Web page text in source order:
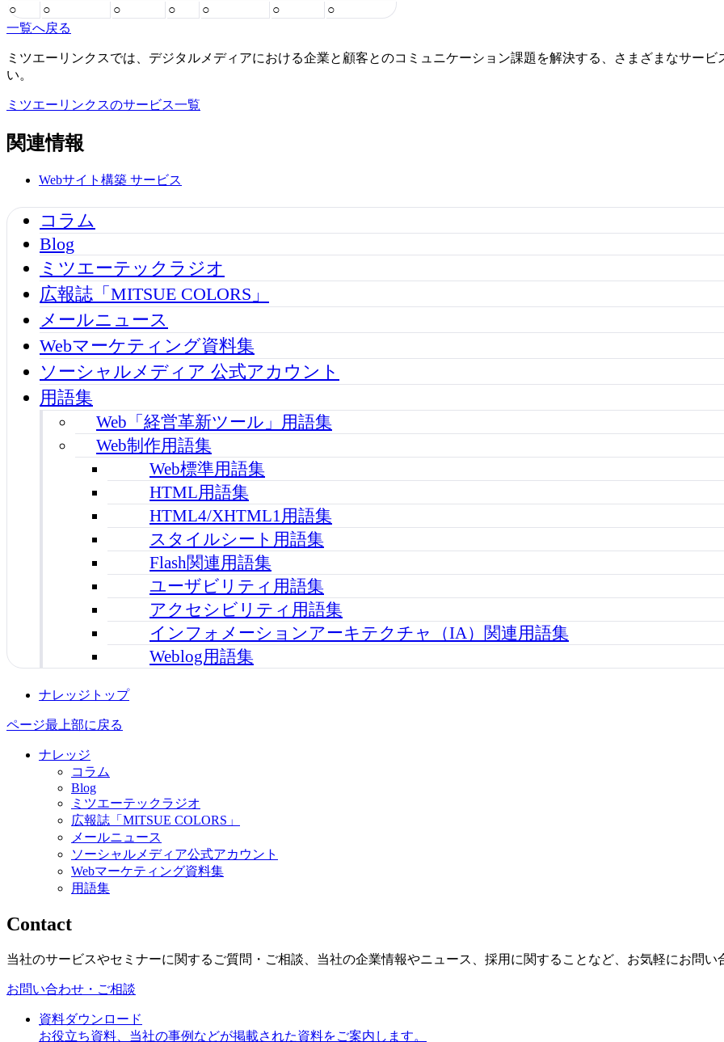
○
○ ○ ○ ○ ○
○
一覧へ戻る
ミツエーリンクスでは、デジタルメディアにおける企業と顧客とのコミュニケーション課題を解決する、さまざまなサー
い。
ミツエーリンクスのサービス一覧
関連情報
Webサイト構築 サービス
コラム
Blog
ミツエーテックラジオ
広報誌「MITSUE COLORS」
メールニュース
Webマーケティング資料集
ソーシャルメディア 公式アカウント
用語集
Web「経営革新ツール」用語集
Web制作用語集
Web標準用語集
HTML用語集
HTML4/XHTML1用語集
スタイルシート用語集
Flash関連用語集
ユーザビリティ用語集
アクセシビリティ用語集
インフォメーションアーキテクチャ（IA）関連用語集
Weblog用語集
ナレッジトップ
ページ最上部に戻る
ナレッジ
コラム
Blog
ミツエーテックラジオ
広報誌「MITSUE COLORS」
メールニュース
ソーシャルメディア公式アカウント
Webマーケティング資料集
用語集
Contact
当社のサービスやセミナーに関するご質問・ご相談、当社の企業情報やニュース、採用に関することなど、お気軽にお問い
お問い合わせ・ご相談
資料ダウンロード
お役立ち資料、当社の事例などが掲載された資料をご案内します。